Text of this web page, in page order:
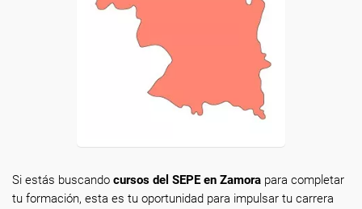
Si estás buscando cursos del SEPE en Zamora para completar
tu formación, esta es tu oportunidad para impulsar tu carrera